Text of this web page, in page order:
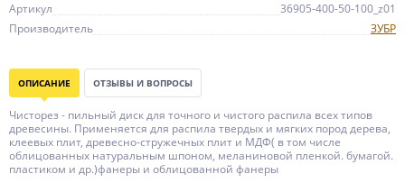
Артикул
36905-400-50-100_z01
Производитель
ЗУБР
ОПИСАНИЕ ОТЗЫВЫ И ВОПРОСЫ
Чисторез - пильный диск для точного и чистого распила всех типов
древесины. Применяется для распила твердых и мягких пород дерева,
клеевых плит, древесно-стружечных плит и МДФ( в том числе
облицованных натуральным шпоном, меланиновой пленкой. бумагой.
пластиком и др.)фанеры и облицованной фанеры